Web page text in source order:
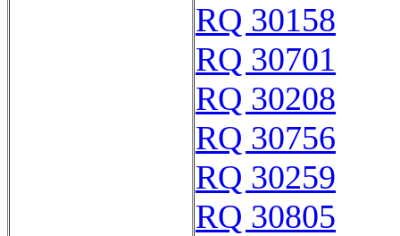
RQ 30158
RQ 30701
RQ 30208
RQ 30756
RQ 30259
RQ 30805